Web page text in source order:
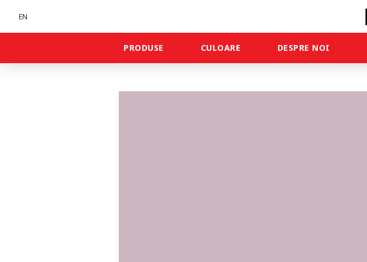
EN
PRODUSE CULOARE DESPRE NOI